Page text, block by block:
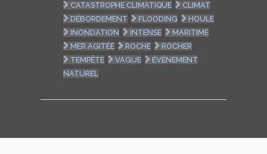
CATASTROPHE CLIMATIQUE
CLIMAT
DÉBORDEMENT
FLOODING
HOULE
INONDATION
INTENSE
MARITIME
MER AGITÉE
ROCHE
ROCHER
TEMPÊTE
VAGUE
ÉVÈNEMENT
NATUREL